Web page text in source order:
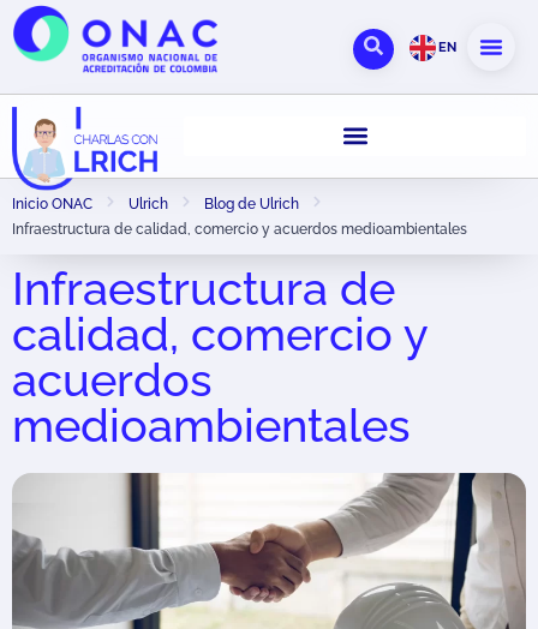
EN
Inicio ONAC Ulrich
Blog de Ulrich
Infraestructura de calidad, comercio y acuerdos medioambientales
Infraestructura de
calidad, comercio y
acuerdos
medioambientales